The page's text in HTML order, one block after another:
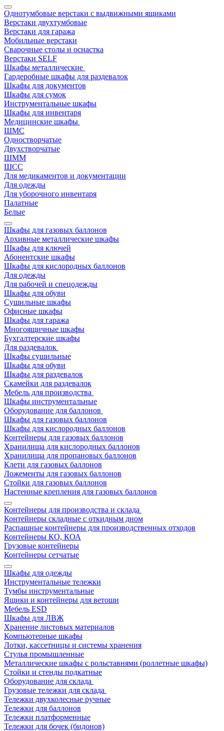
Однотумбовые верстаки с выдвижными ящиками
Верстаки двухтумбовые
Верстаки для гаража
Мобильные верстаки
Сварочные столы и оснастка
Верстаки SELF
Шкафы металлические
Гардеробные шкафы для раздевалок
Шкафы для документов
Шкафы для сумок
Инструментальные шкафы
Шкафы для инвентаря
Медицинские шкафы
ШМС
Одностворчатые
Двухстворчатые
ШММ
ШСС
Для медикаментов и документации
Для одежды
Для уборочного инвентаря
Палатные
Белые
Шкафы для газовых баллонов
Архивные металлические шкафы
Шкафы для ключей
Абонентские шкафы
Шкафы для кислородных баллонов
Для одежды
Для рабочей и спецодежды
Шкафы для обуви
Сушильные шкафы
Офисные шкафы
Шкафы для гаража
Многоящичные шкафы
Бухгалтерские шкафы
Для раздевалок
Шкафы сушильные
Шкафы для обуви
Шкафы для раздевалок
Скамейки для раздевалок
Мебель для производства
Шкафы инструментальные
Оборудование для баллонов
Шкафы для газовых баллонов
Шкафы для кислородных баллонов
Контейнеры для газовых баллонов
Хранилища для кислородных баллонов
Хранилища для пропановых баллонов
Клети для газовых баллонов
Ложементы для газовых баллонов
Стойки для газовых баллонов
Настенные крепления для газовых баллонов
Контейнеры для производства и склада
Контейнеры складные с откидным дном
Распашные контейнеры для производственных отходов
Контейнеры КО, КОА
Грузовые контейнеры
Контейнеры сетчатые
Шкафы для одежды
Инструментальные тележки
Тумбы инструментальные
Ящики и контейнеры для ветоши
Мебель ESD
Шкафы для ЛВЖ
Хранение листовых материалов
Компьютерные шкафы
Лотки, кассетницы и системы хранения
Стулья промышленные
Металлические шкафы с рольставнями (роллетные шкафы)
Стойки и стенды подкатные
Оборудование для склада
Грузовые тележки для склада
Тележки двухколесные ручные
Тележки для баллонов
Тележки платформенные
Тележки для бочек (бидонов)